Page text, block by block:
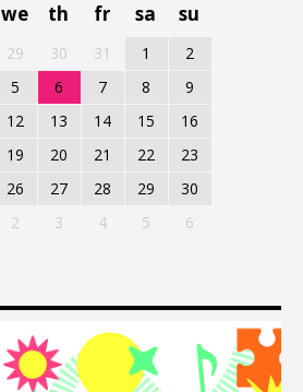
we th fr sa su
29 30 31 1
2
5 6 7 8
9
12 13 14 15
16
19 20 21 22
23
26 27 28 29
30
2 3 4 5 6